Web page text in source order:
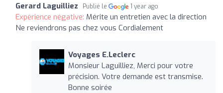
Gerard Laguilliez Publié le 1 year ago
Expérience négative: Mérite un entretien avec la direction
Ne reviendrons pas chez vous Cordialement
Voyages E.Leclerc
Monsieur Laguilliez, Merci pour votre
précision. Votre demande est transmise.
Bonne soirée